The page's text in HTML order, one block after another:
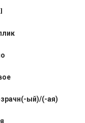
ый)/(-ая)